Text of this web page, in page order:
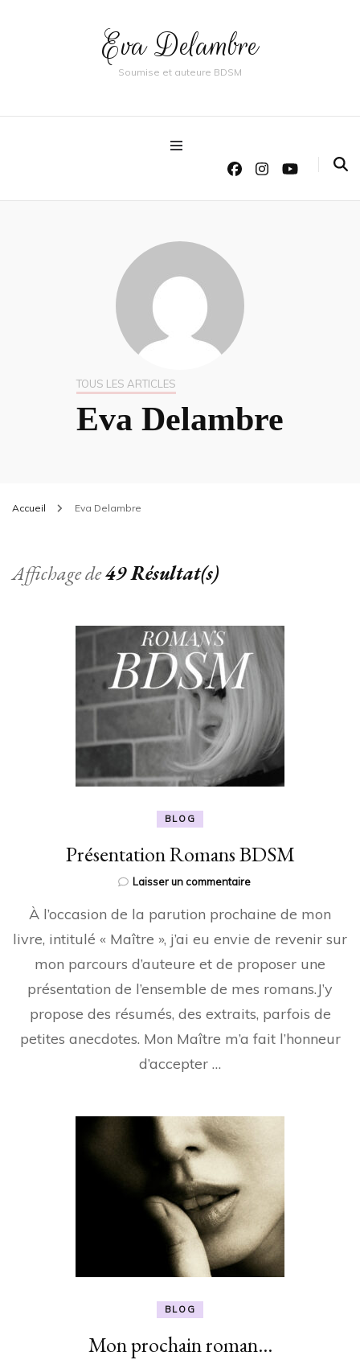
Eva Delambre
Soumise et auteure BDSM
TOUS LES ARTICLES
Eva Delambre
Accueil Eva Delambre
Affichage de49 Résultat(s)
BLOG
Présentation Romans BDSM
Laisser un commentairesur
Romans
À l’occasion de la parution prochaine de mon
livre, intitulé « Maître », j’ai eu envie de revenir sur
mon parcours d’auteure et de proposer une
présentation de l’ensemble de mes romans.J’y
propose des résumés, des extraits, parfois de
petites anecdotes. Mon Maître m’a fait l’honneur
d’accepter …
BLOG
Mon prochain roman…